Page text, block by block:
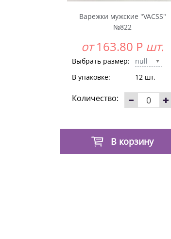
Варежки мужские "VACSS"
№822
от 163.80 Р шт.
Выбрать размер:
null
В упаковке:
12 шт.
Количество:
В корзину